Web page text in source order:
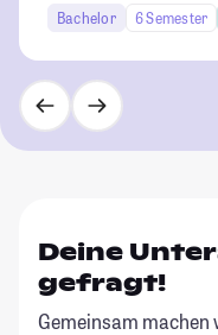
Bachelor 6 Semester
Deine
gefragt!
Gemeinsam